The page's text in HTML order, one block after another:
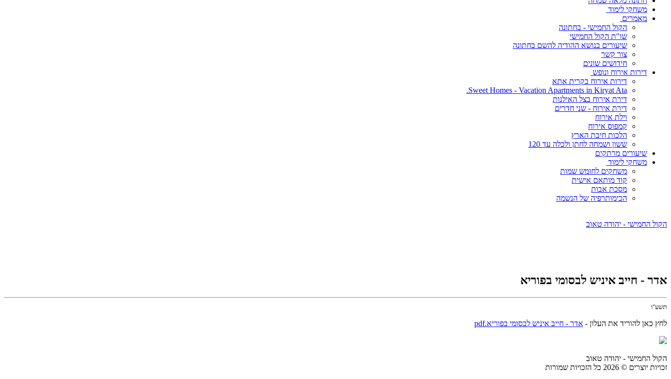
משחקי לימוד
מאמרים
הקול החמישי - בחתונה
שו"ת הקול החמישי
שיעורים בנושא ההודיה להשם בחתונה
צור קשר
חידושים שונים
דירות אירוח ונופש
דירות אירוח בקרית אתא
Sweet Homes - Vacation Apartments in Kiryat Ata.
דירת אירוח בצל האילנות
דירת אירוח - שני חדרים
וילת אירוח
קמפוס אירוח
הלכות חיבת הארץ
ששון ושמחה לחתן ולכלה עד 120
שיעורים מרתקים
משחקי לימוד
משחקים לחומש שמות
קוד מותאם אישית
מסכת אבות
הכימותרפיה של הנשמה
הקול החמישי - יהודה טאוב
אדר - חייב איניש לבסומי בפוריא
תשע"ו
לחץ כאן להוריד את העלון - אדר - חייב איניש לבסומי בפוריא.pdf
הקול החמישי - יהודה טאוב
זכויות יוצרים © 2026 כל הזכויות שמורות